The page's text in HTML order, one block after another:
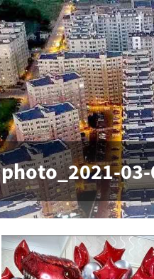
photo_2021-